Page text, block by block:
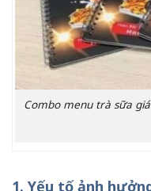
Combo menu trà sữa
1. Yếu tố ảnh